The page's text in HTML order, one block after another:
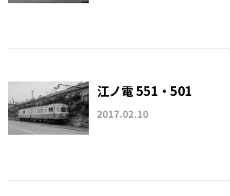
江ノ電 551・501
2017.02.10